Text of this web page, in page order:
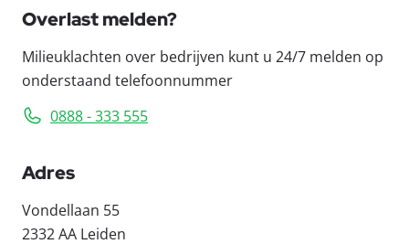
Overlast melden?
Milieuklachten over bedrijven kunt u 24/7 melden op
onderstaand telefoonnummer
0888 - 333 555
Adres
Vondellaan 55
2332 AA Leiden